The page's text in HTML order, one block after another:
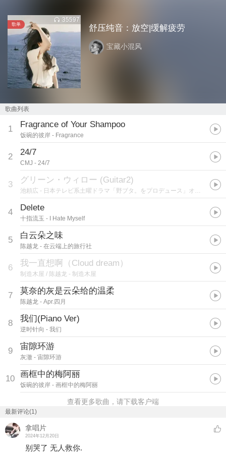
歌单
35597
舒压纯音：放空|缓解疲劳
宝藏小混风
歌曲列表
1 Fragrance of Your Shampoo
饭碗的彼岸 - Fragrance
2 24/7
CMJ - 24/7
3 グリーン・ウィロー (Guitar2)
池頼広 - 日本テレビ系土曜ドラマ「野ブタ。をプロデュース」オリジナル・サウンドトラック
4 Delete
十指流玉 - I Hate Myself
5 白云朵之味
陈越龙 - 在云端上的旅行社
6 我一直想啊（Cloud dream）
制造木屋 / 陈越龙 - 制造木屋
7 莫奈的灰是云朵给的温柔
陈越龙 - Apr.四月
8 我们(Piano Ver)
逆时针向 - 我们
9 宙隙环游
灰澈 - 宙隙环游
10 画框中的梅阿丽
饭碗的彼岸 - 画框中的梅阿丽
查看更多歌曲，请下载客户端
最新评论(1)
拿唱片
2024年12月20日
别哭了 无人救你.